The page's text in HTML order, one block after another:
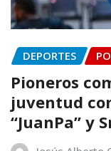
DEPORTES
Pioneros
juventud
“JuanPa” y